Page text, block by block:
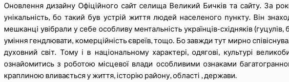
Оновлення дизайну Офіційного сайт селища Великий Бичків та сайту. За
унікальність, бо такий був устрій життя людей населеного пункту. Він
мешканці увібрали у себе особливу ментальність українців-східняків
уміння гендлювати, комерційність євреїв, тощо. Бо завжди тут мирно
духовний світ. Тому і в національному характері, одягові, культурі
ознайомитись з роботою місцевої влади особливими ознаками
краплиною вливається у життя, історію району, області , держави.